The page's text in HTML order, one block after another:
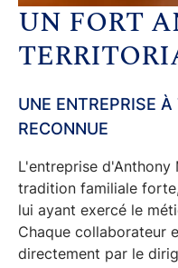
UN FORT
UNE ENTREPRISE
RECONNUE
L'entreprise
tradition familiale forte
lui ayant exercé le
Chaque collaborateur
directement par le